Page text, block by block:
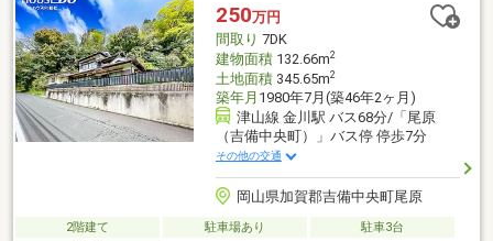
250万円
間取り 7DK
建物面積132.66m2
土地面積345.65m2
築年月 1980年7月(築46年2ヶ月)
津山線 金川駅 バス68分/「尾原
（吉備中央町）」バス停 停歩7分
その他の交通
岡山県加賀郡吉備中央町尾原
2階建て 駐車場あり
駐車3台